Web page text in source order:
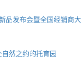
品发布会暨全国经销商大
然之约的托育园